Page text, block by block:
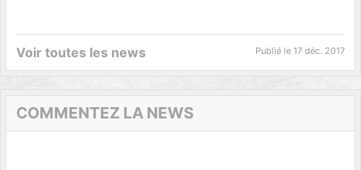
Voir toutes les news Publié le 17 déc. 2017
COMMENTEZ LA NEWS